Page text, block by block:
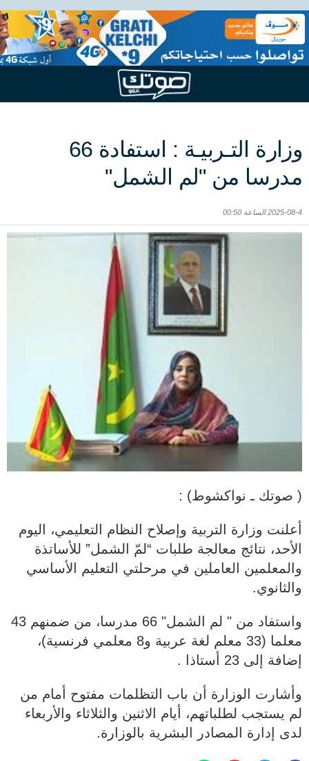
وزارة التـربيـة : استفادة 66
مدرسا من "لم الشمل"
2025-08-4 الساعة 00:50
( صوتك ـ نواكشوط) :
أعلنت وزارة التربية وإصلاح النظام التعليمي، اليوم
الأحد، نتائج معالجة طلبات “لمّ الشمل” للأساتذة
والمعلمين العاملين في مرحلتي التعليم الأساسي
والثانوي.
واستفاد من " لم الشمل" 66 مدرسا، من ضمنهم 43
معلما (33 معلم لغة عربية و8 معلمي فرنسية)،
إضافة إلى 23 أستاذا .
وأشارت الوزارة أن باب التظلمات مفتوح أمام من
لم يستجب لطلباتهم، أيام الاثنين والثلاثاء والأربعاء
لدى إدارة المصادر البشرية بالوزارة.